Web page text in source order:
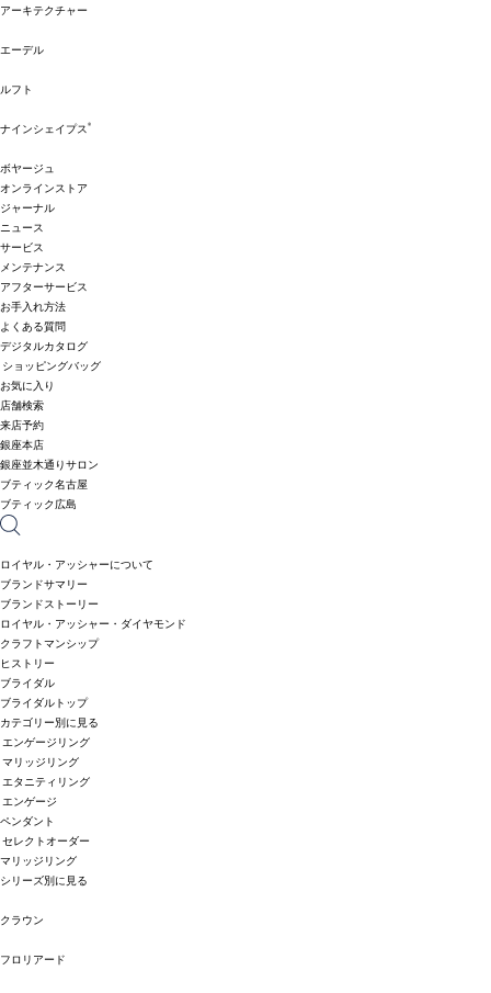
アーキテクチャー
エーデル
ルフト
ナインシェイプス®
ボヤージュ
オンラインストア
ジャーナル
ニュース
サービス
メンテナンス
アフターサービス
お手入れ方法
よくある質問
デジタルカタログ
ショッピングバッグ
お気に入り
店舗検索
来店予約
銀座本店
銀座並木通りサロン
ブティック名古屋
ブティック広島
ロイヤル・アッシャーについて
ブランドサマリー
ブランドストーリー
ロイヤル・アッシャー・ダイヤモンド
クラフトマンシップ
ヒストリー
ブライダル
ブライダルトップ
カテゴリー別に見る
エンゲージリング
マリッジリング
エタニティリング
エンゲージ
ペンダント
セレクトオーダー
マリッジリング
シリーズ別に見る
クラウン
フロリアード